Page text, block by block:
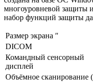
многоуровневой защиты
набор функций защиты
Размер экрана ″
DICOM
Командный сенсорный
дисплей
Объёмное сканирование